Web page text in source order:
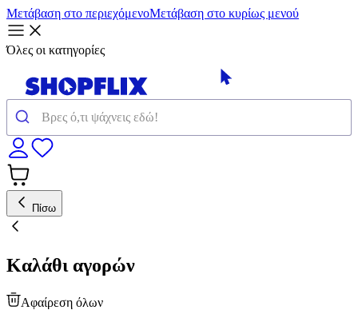
Μετάβαση στο περιεχόμενοΜετάβαση στο κυρίως μενού
Όλες οι κατηγορίες
Πίσω
Καλάθι αγορών
Αφαίρεση όλων